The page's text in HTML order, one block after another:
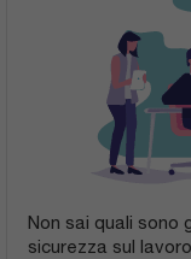
Non sai quali sono
sicurezza sul